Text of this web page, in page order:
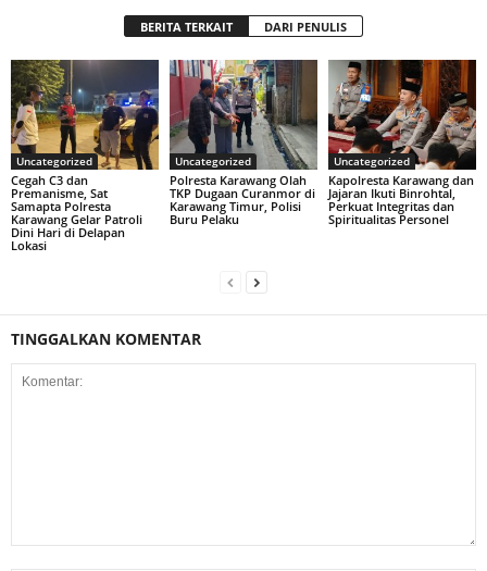
BERITA TERKAIT DARI PENULIS
Uncategorized
Cegah C3 dan
Premanisme, Sat
Samapta Polresta
Karawang Gelar Patroli
Dini Hari di Delapan
Lokasi
Uncategorized
Polresta Karawang Olah
TKP Dugaan Curanmor di
Karawang Timur, Polisi
Buru Pelaku
Uncategorized
Kapolresta Karawang dan
Jajaran Ikuti Binrohtal,
Perkuat Integritas dan
Spiritualitas Personel
TINGGALKAN KOMENTAR